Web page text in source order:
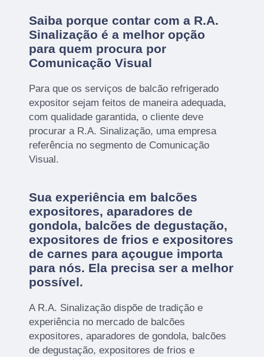
Saiba porque contar com a R.A.
Sinalização é a melhor opção
para quem procura por
Comunicação Visual
Para que os serviços de balcão refrigerado
expositor sejam feitos de maneira adequada,
com qualidade garantida, o cliente deve
procurar a R.A. Sinalização, uma empresa
referência no segmento de Comunicação
Visual.
Sua experiência em balcões
expositores, aparadores de
gondola, balcões de degustação,
expositores de frios e expositores
de carnes para açougue importa
para nós. Ela precisa ser a melhor
possível.
A R.A. Sinalização dispõe de tradição e
experiência no mercado de balcões
expositores, aparadores de gondola, balcões
de degustação, expositores de frios e